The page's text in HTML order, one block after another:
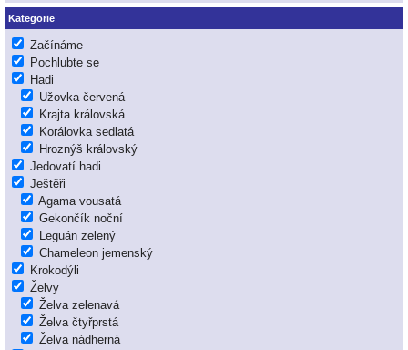
Kategorie
Začínáme
Pochlubte se
Hadi
Užovka červená
Krajta královská
Korálovka sedlatá
Hroznýš královský
Jedovatí hadi
Ještěři
Agama vousatá
Gekončík noční
Leguán zelený
Chameleon jemenský
Krokodýli
Želvy
Želva zelenavá
Želva čtyřprstá
Želva nádherná